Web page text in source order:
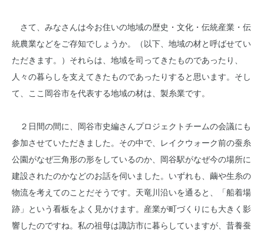
さて、みなさんは今お住いの地域の歴史・文化・伝統産業・伝
統農業などをご存知でしょうか。（以下、地域の材と呼ばせてい
ただきます。）それらは、地域を司ってきたものであったり、
人々の暮らしを支えてきたものであったりすると思います。そし
て、ここ岡谷市を代表する地域の材は、製糸業です。
２日間の間に、岡谷市史編さんプロジェクトチームの会議にも
参加させていただきました。その中で、レイクウォーク前の蚕糸
公園がなぜ三角形の形をしているのか、岡谷駅がなぜ今の場所に
建設されたのかなどのお話を伺いました。いずれも、繭や生糸の
物流を考えてのことだそうです。天竜川沿いを通ると、「船着場
跡」という看板をよく見かけます。産業が町づくりにも大きく影
響したのですね。私の祖母は諏訪市に暮らしていますが、昔養蚕